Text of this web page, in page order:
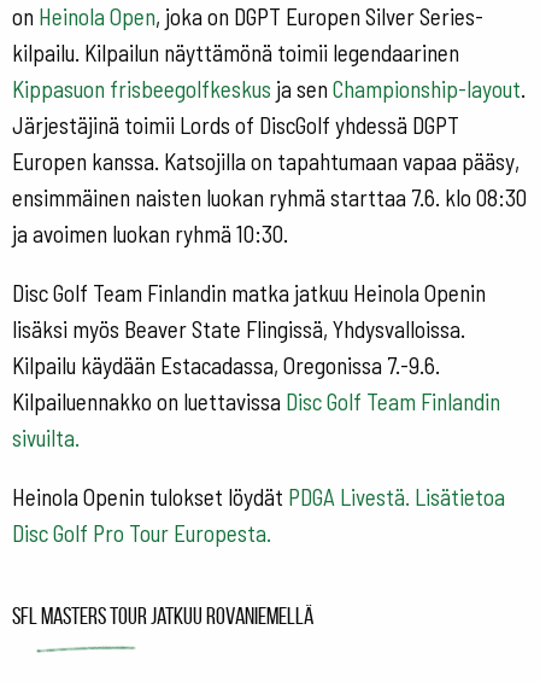
on Heinola Open, joka on DGPT Europen Silver Series-
kilpailu. Kilpailun näyttämönä toimii legendaarinen
Kippasuon frisbeegolfkeskus ja sen Championship-layout.
Järjestäjinä toimii Lords of DiscGolf yhdessä DGPT
Europen kanssa. Katsojilla on tapahtumaan vapaa pääsy,
ensimmäinen naisten luokan ryhmä starttaa 7.6. klo 08:30
ja avoimen luokan ryhmä 10:30.
Disc Golf Team Finlandin matka jatkuu Heinola Openin
lisäksi myös Beaver State Flingissä, Yhdysvalloissa.
Kilpailu käydään Estacadassa, Oregonissa 7.-9.6.
Kilpailuennakko on luettavissa Disc Golf Team Finlandin
sivuilta.
Heinola Openin tulokset löydät PDGA Livestä. Lisätietoa
Disc Golf Pro Tour Europesta.
SFL Masters Tour jatkuu Rovaniemellä